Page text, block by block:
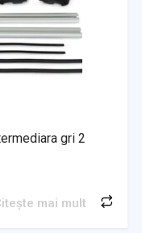
gri 2
mai mult